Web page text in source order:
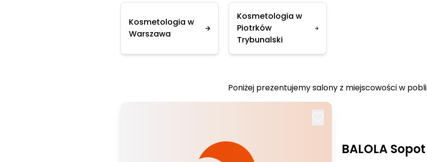
Kosmetologia w
Warszawa
Kosmetologia w
Piotrków
Trybunalski
Poniżej prezentujemy salony z miejscowości w
BALOLA Sopot